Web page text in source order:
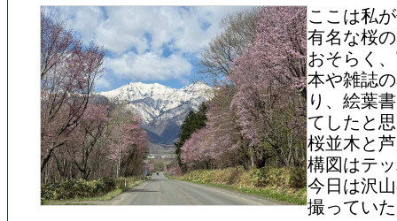
ここは私
有名な桜
おそらく
本や雑誌
り、絵葉
てしたと
桜並木と
構図はテ
今日は沢
撮ってい